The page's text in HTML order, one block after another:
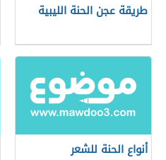
طريقة عجن الحنة الليبية
أنواع الحنة للشعر